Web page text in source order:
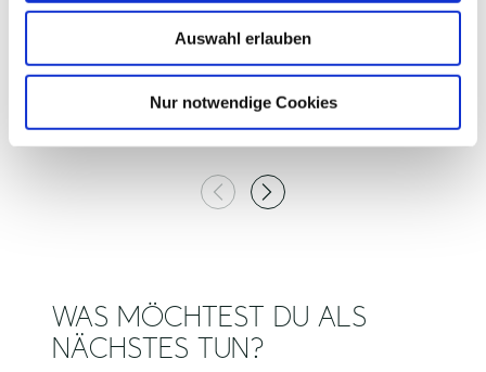
Auswahl erlauben
Nur notwendige Cookies
WAS MÖCHTEST DU ALS
NÄCHSTES TUN?